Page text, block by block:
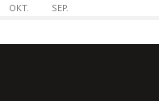
OKT.
SEP.